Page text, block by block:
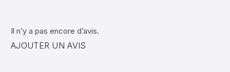
Il n’y a pas encore d’avis.
AJOUTER UN AVIS